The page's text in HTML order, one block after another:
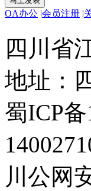
OA办公 |会员注册 |
四川省
地址：
蜀ICP
川公网